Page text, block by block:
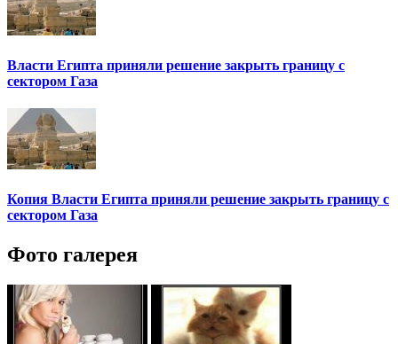
Власти Египта приняли решение закрыть границу с
сектором Газа
Копия Власти Египта приняли решение закрыть границу с
сектором Газа
Фото галерея